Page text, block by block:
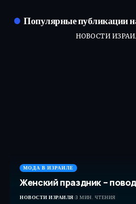
Популярные публикации
НОВОСТИ
МОДА В ИЗРАИЛЕ
Женский праздник –
НОВОСТИ ИЗРАИЛЯ 3 МИН. ЧТЕНИЯ